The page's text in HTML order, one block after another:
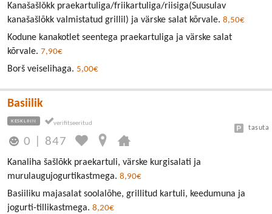
Kanašašlǒkk praekartuliga/friikartuliga/riisiga(Suusulav
kanašašlõkk valmistatud grillil) ja värske salat kõrvale. 8,50€
Kodune kanakotlet seentega praekartuliga ja värske salat
kõrvale. 7,90€
Borš veiselihaga. 5,00€
Basiilik
KESKLINN
0 847
tasuta
Kanaliha šašlõkk praekartuli, värske kurgisalati ja
murulaugujogurtikastmega. 8,90€
Basiiliku majasalat soolalõhe, grillitud kartuli, keedumuna ja
jogurti-tillikastmega. 8,20€